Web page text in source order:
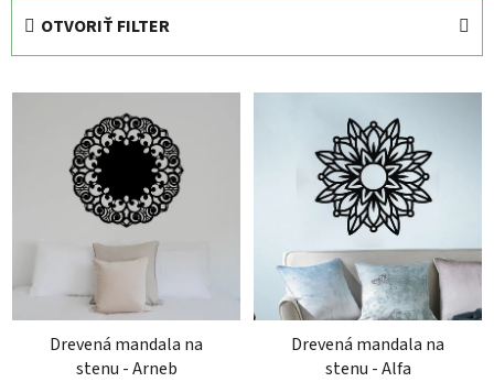
e
t
o
OTVORIŤ FILTER
V
o
d
Drevená mandala na
stenu - Arneb
Drevená mandala na
stenu - Alfa